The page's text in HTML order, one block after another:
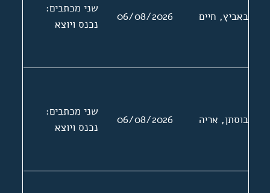
באביץ, חיים 06/08/2026
שני מכתבים:
נכנס ויוצא
בוסתן, אריה 06/08/2026
שני מכתבים:
נכנס ויוצא